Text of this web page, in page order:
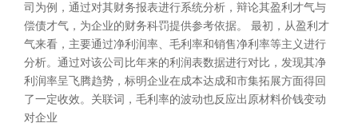
司为例，通过对其财务报表进行系统分析，辩论其盈利才气与
偿债才气，为企业的财务科罚提供参考依据。 最初，从盈利才
气来看，主要通过净利润率、毛利率和销售净利率等主义进行
分析。通过对该公司比年来的利润表数据进行对比，发现其净
利润率呈飞腾趋势，标明企业在成本达成和市集拓展方面得回
了一定收效。关联词，毛利率的波动也反应出原材料价钱变动
对企业